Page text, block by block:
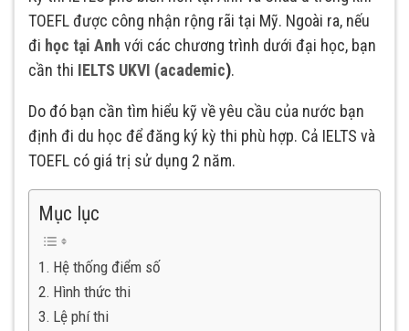
TOEFL được công nhận rộng rãi tại Mỹ. Ngoài ra, nếu
đi học tại Anh với các chương trình dưới đại học, bạn
cần thi IELTS UKVI (academic).
Do đó bạn cần tìm hiểu kỹ về yêu cầu của nước bạn
định đi du học để đăng ký kỳ thi phù hợp. Cả IELTS và
TOEFL có giá trị sử dụng 2 năm.
Mục lục
Hệ thống điểm số
Hình thức thi
Lệ phí thi